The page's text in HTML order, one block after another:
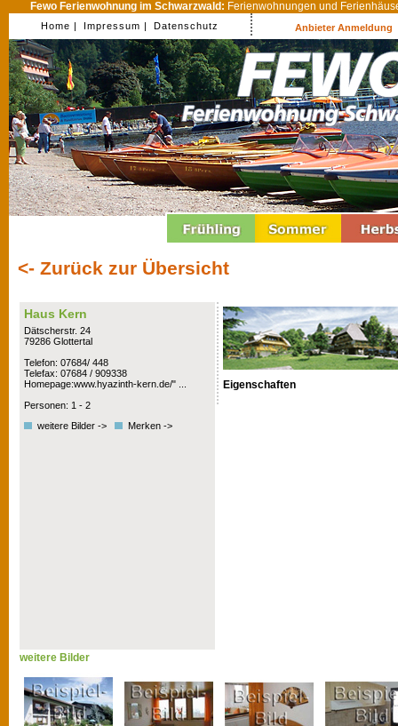
Fewo Ferienwohnung im Schwarzwald: Ferienwohnungen und
Home | Impressum | Datenschutz Anbieter Anmeldung
<- Zurück zur Übersicht
Haus Kern
Dätscherstr. 24
79286 Glottertal
Telefon: 07684/ 448
Telefax: 07684 / 909338
Homepage:www.hyazinth-kern.de/" ...
Personen: 1 - 2
weitere Bilder ->
Merken ->
Eigenschaften
weitere Bilder